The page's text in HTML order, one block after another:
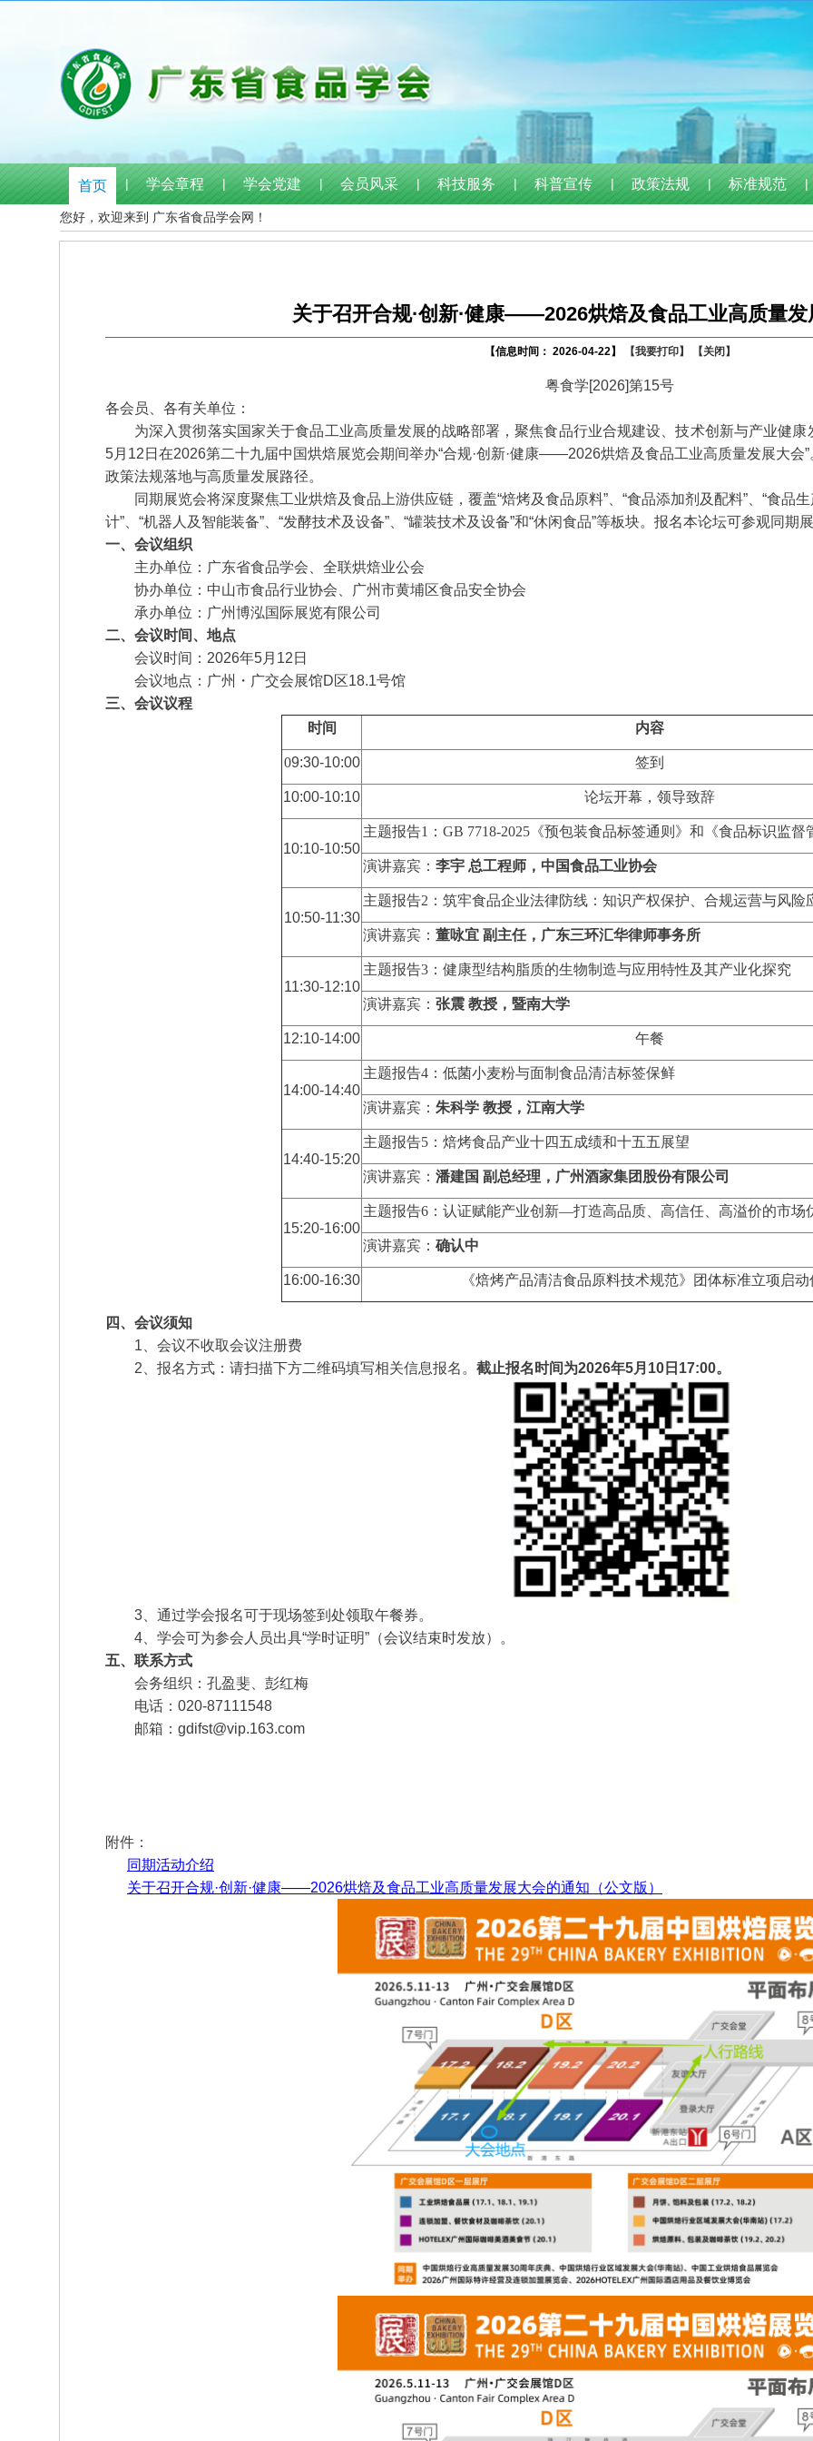
首页 | 学会章程 | 学会党建 | 会员风采 | 科技服务 | 科普宣传 | 政策法规 | 标准规范 |
您好，欢迎来到 广东省食品学会网！
关于召开合规·创新·健康——2026烘焙及食品工业高质量发
【信息时间： 2026-04-22】 【我要打印】 【关闭】
粤食学[2026]第15号
各会员、各有关单位：
为深入贯彻落实国家关于食品工业高质量发展的战略部署，聚焦食品行业合规建设、技术创新与产业健
5月12日在2026第二十九届中国烘焙展览会期间举办“合规·创新·健康——2026烘焙及食品工业高质量发展大会
政策法规落地与高质量发展路径。
同期展览会将深度聚焦工业烘焙及食品上游供应链，覆盖“焙烤及食品原料”、“食品添加剂及配料”、“食品
计”、“机器人及智能装备”、“发酵技术及设备”、“罐装技术及设备”和“休闲食品”等板块。报名本论坛可参观同
一、会议组织
主办单位：广东省食品学会、全联烘焙业公会
协办单位：中山市食品行业协会、广州市黄埔区食品安全协会
承办单位：广州博泓国际展览有限公司
二、会议时间、地点
会议时间：2026年5月12日
会议地点：广州・广交会展馆D区18.1号馆
三、会议议程
时间
内容
09:30-10:00 签到
10:00-10:10 论坛开幕，领导致辞
10:10-10:50
主题报告1 ： GB 7718-2025 《预包装食品标签通则》和《食品标识监
演讲嘉宾： 李宇 总工程师，中国食品工业协会
10:50-11:30
主题报告2 ：筑牢食品企业法律防线：知识产权保护、合规运营与风险
演讲嘉宾： 董咏宜 副主任，广东三环汇华律师事务所
11:30-12:10
主题报告3 ：健康型结构脂质的生物制造与应用特性及其产业化探究
演讲嘉宾： 张震 教授，暨南大学
12:10-14:00 午餐
14:00-14:40
主题报告4 ：低菌小麦粉与面制食品清洁标签保鲜
演讲嘉宾： 朱科学 教授，江南大学
14:40-15:20
主题报告5 ：焙烤食品产业十四五成绩和十五五展望
演讲嘉宾： 潘建国 副总经理，广州酒家集团股份有限公司
15:20-16:00
主题报告6 ： 认证赋能产业创新—打造高品质、高信任、高溢价的市场
演讲嘉宾： 确认中
16:00-16:30 《焙烤产品清洁食品原料技术规范》团体标准立项启动
四、会议须知
1、会议不收取会议注册费
2、报名方式：请扫描下方二维码填写相关信息报名。 截止报名时间为2026年5月10日17:00。
3、通过学会报名可于现场签到处领取午餐券。
4、学会可为参会人员出具“学时证明”（会议结束时发放）。
五、联系方式
会务组织：孔盈斐、彭红梅
电话：020-87111548
邮箱：gdifst@vip.163.com
附件：
同期活动介绍
关于召开合规·创新·健康——2026烘焙及食品工业高质量发展大会的通知（公文版）